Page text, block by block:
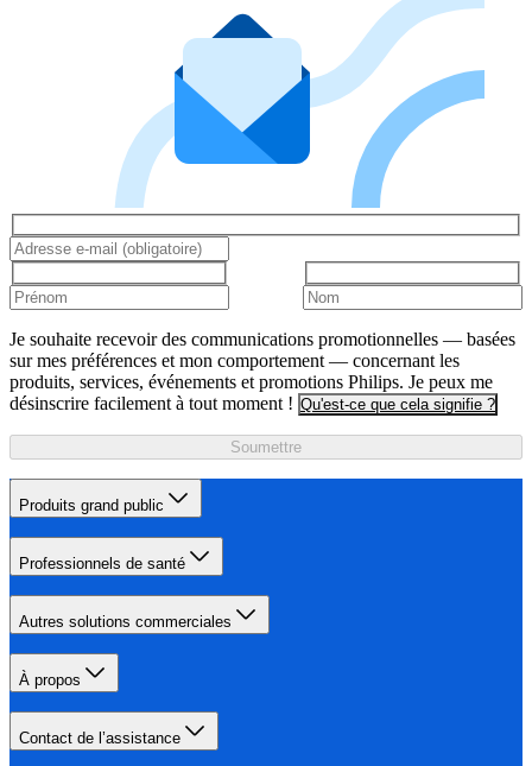
Je souhaite recevoir des communications promotionnelles — basées
sur mes préférences et mon comportement — concernant les
produits, services, événements et promotions Philips. Je peux me
désinscrire facilement à tout moment ! Qu'est-ce que cela signifie ?
Soumettre
Produits grand public
Professionnels de santé
Autres solutions commerciales
À propos
Contact de l’assistance